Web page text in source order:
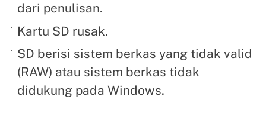
dari penulisan.
Kartu SD rusak.
SD berisi sistem berkas yang tidak valid
(RAW) atau sistem berkas tidak
didukung pada Windows.